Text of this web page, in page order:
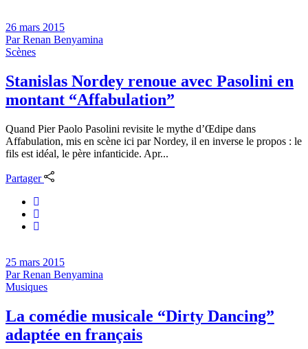
26 mars 2015
ParRenan Benyamina
Scènes
Stanislas Nordey renoue avec Pasolini en
montant “Affabulation”
Quand Pier Paolo Pasolini revisite le mythe d’Œdipe dans
Affabulation, mis en scène ici par Nordey, il en inverse le propos : le
fils est idéal, le père infanticide. Apr...
Partager
25 mars 2015
ParRenan Benyamina
Musiques
La comédie musicale “Dirty Dancing”
adaptée en français